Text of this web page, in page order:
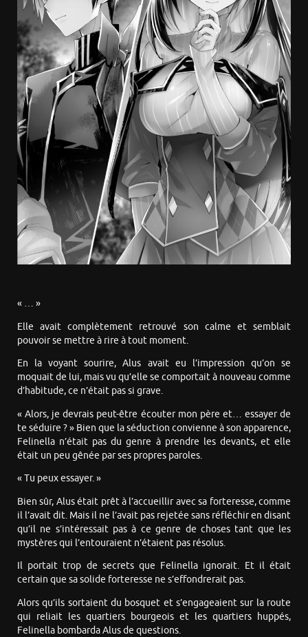
« … »
Elle avait complètement retrouvé son calme et semblait
pouvoir se mettre à rire à tout moment.
En la voyant sourire, Alus avait eu l’impression qu’on se
moquait de lui, mais vu qu’elle se comportait à nouveau comme
d’habitude, ce n’était pas si grave.
« Alors, je devrais peut-être écouter mon père et… essayer de
te séduire ? » Bien que la séduction convienne à son apparence,
Felinella n’était pas du genre à prendre les devants, et elle
était un peu gênée par ses propres paroles.
« Tu peux essayer. »
Bien sûr, Alus était prêt à l’accueillir avec sa forteresse, comme
il l’avait dit. Mais il ne l’avait pas rejetée sans réfléchir en disant
qu’il ne s’intéressait pas à ce genre de choses tant que les
mystères qui l’entouraient n’étaient pas résolus.
Il portait trop de secrets que Felinella ignorait. Et il était
certain que sa solide forteresse ne s’effondrerait pas.
Alors qu’ils sortaient du bosquet et s’engageaient sur la route
qui reliait les quartiers bourgeois et les quartiers huppés,
Felinella bombarda Alus de questions.